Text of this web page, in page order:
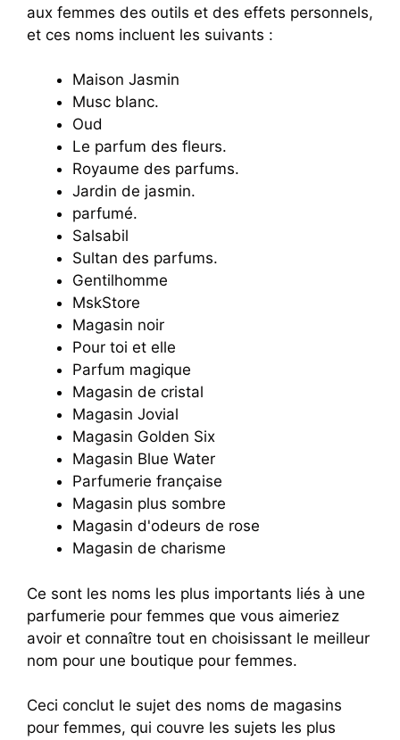
aux femmes des outils et des effets personnels,
et ces noms incluent les suivants :
Maison Jasmin
Musc blanc.
Oud
Le parfum des fleurs.
Royaume des parfums.
Jardin de jasmin.
parfumé.
Salsabil
Sultan des parfums.
Gentilhomme
MskStore
Magasin noir
Pour toi et elle
Parfum magique
Magasin de cristal
Magasin Jovial
Magasin Golden Six
Magasin Blue Water
Parfumerie française
Magasin plus sombre
Magasin d'odeurs de rose
Magasin de charisme
Ce sont les noms les plus importants liés à une
parfumerie pour femmes que vous aimeriez
avoir et connaître tout en choisissant le meilleur
nom pour une boutique pour femmes.
Ceci conclut le sujet des noms de magasins
pour femmes, qui couvre les sujets les plus